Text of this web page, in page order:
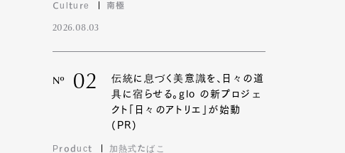
Culture 南極
2026.08.03
Nº 02
伝統に息づく美意識を、日々の道
具に宿らせる。glo の新プロジェ
クト「日々のアトリエ」が始動
(PR)
Product 加熱式たばこ